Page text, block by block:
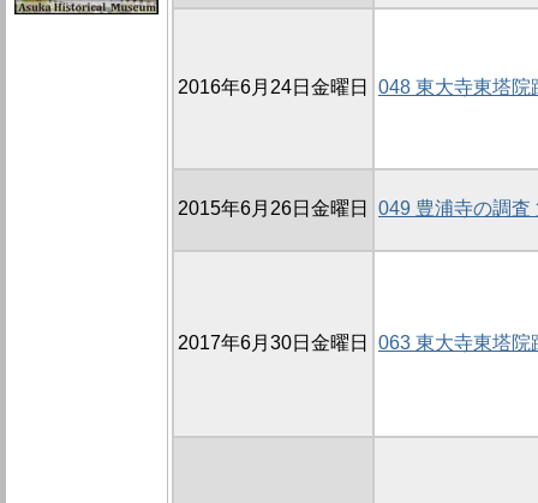
2016年6月24日金曜日 048 東大寺東塔院
2015年6月26日金曜日 049 豊浦寺の調査
2017年6月30日金曜日 063 東大寺東塔院